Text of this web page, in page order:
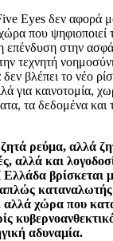
Eyes δεν αφορά
που ψηφιοποιεί
επένδυση στην
τεχνητή
βλέπει το νέο
για καινοτομία,
τα δεδομένα και
ρεύμα, αλλά
αλλά και
βρίσκεται
χώρα που
αδυναμία.